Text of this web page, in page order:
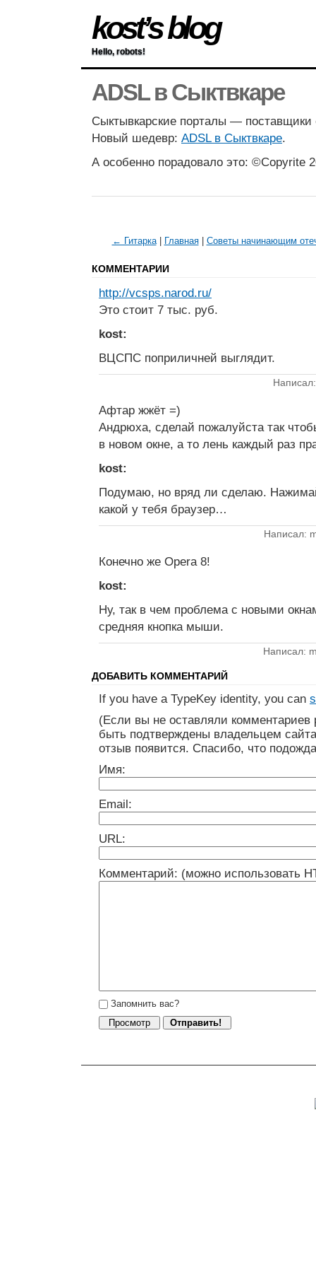
kost’s blog
Hello, robots!
ADSL в Сыктвкаре
Сыктывкарские порталы — поставщики
Новый шедевр: ADSL в Сыктвкаре.
А особенно порадовало это: ©Copyrite
← Гитарка| Главная| Советы начинающим
КОММЕНТАРИИ
http://vcsps.narod.ru/
Это стоит 7 тыс. руб.
kost:
ВЦСПС поприличней выглядит.
Афтар жжёт =)
Андрюха, сделай пожалуйста так
в новом окне, а то лень каждый раз
kost:
Подумаю, но вряд ли сделаю.
какой у тебя браузер…
Написал:
Конечно же Opera 8!
kost:
Ну, так в чем проблема с новыми
средняя кнопка мыши.
Написал:
ДОБАВИТЬ КОММЕНТАРИЙ
If you have a TypeKey identity, you can
(Если вы не оставляли
быть подтверждены владельцем
отзыв появится. Спасибо, что
Имя:
Email:
URL:
Комментарий: (можно использовать
Запомнить вас?